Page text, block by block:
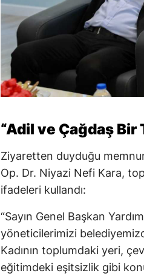
“Adil ve Çağdaş Bir
Ziyaretten duyduğu
Op. Dr. Niyazi Nefi Kara,
ifadeleri kullandı:
“Sayın Genel Başkan
yöneticilerimizi
Kadının toplumdaki yeri,
eğitimdeki eşitsizlik gibi